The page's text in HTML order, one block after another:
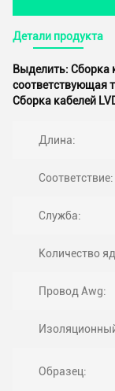
Детали продукта
Выделить: Сборка
соответствующая
Сборка кабелей
Длина:
Соответствие:
Служба:
Количество
Провод Awg:
Образец: